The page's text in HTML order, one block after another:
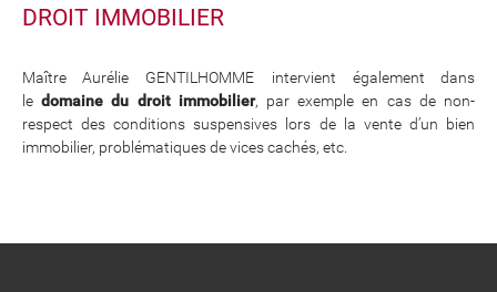
DROIT IMMOBILIER
Maître Aurélie GENTILHOMME intervient également dans
ledomaine du droit immobilier, par exemple en cas de non-
respect des conditions suspensives lors de la vente d’un bien
immobilier, problématiques de vices cachés, etc.